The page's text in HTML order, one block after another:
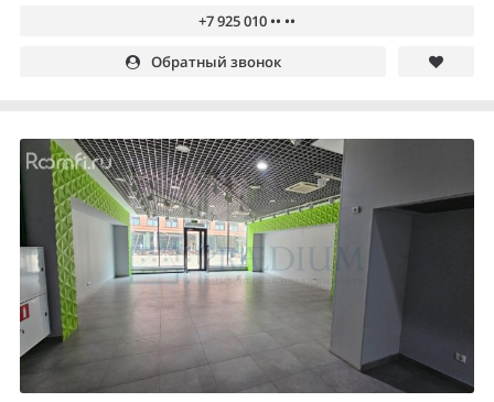
+7 925 010 •• ••
Обратный звонок